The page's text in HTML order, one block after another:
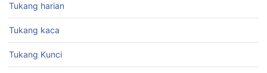
Tukang harian
Tukang kaca
Tukang Kunci